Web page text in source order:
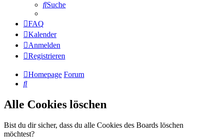
Suche
FAQ
Kalender
Anmelden
Registrieren
Homepage Forum
Suche
Alle Cookies löschen
Bist du dir sicher, dass du alle Cookies des Boards löschen
möchtest?